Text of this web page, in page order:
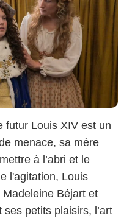
futur Louis XIV est un
menace, sa mère
à l’abri et le
l'agitation, Louis
Béjart et
petits plaisirs, l’art